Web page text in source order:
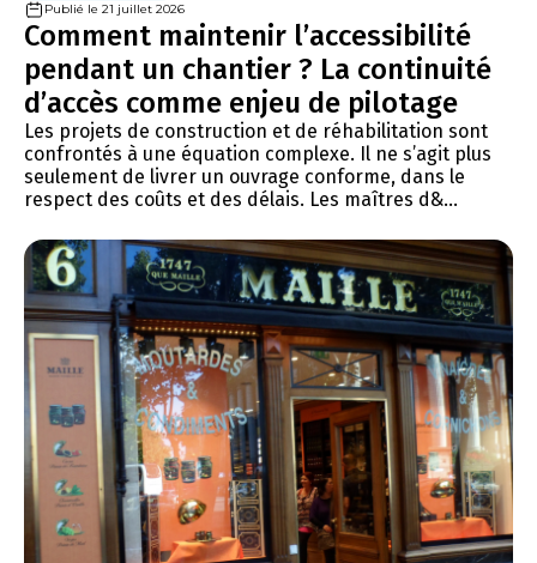
Publié le 21 juillet 2026
Comment maintenir l’accessibilité
pendant un chantier ? La continuité
d’accès comme enjeu de pilotage
Les projets de construction et de réhabilitation sont
confrontés à une équation complexe. Il ne s’agit plus
seulement de livrer un ouvrage conforme, dans le
respect des coûts et des délais. Les maîtres d&...